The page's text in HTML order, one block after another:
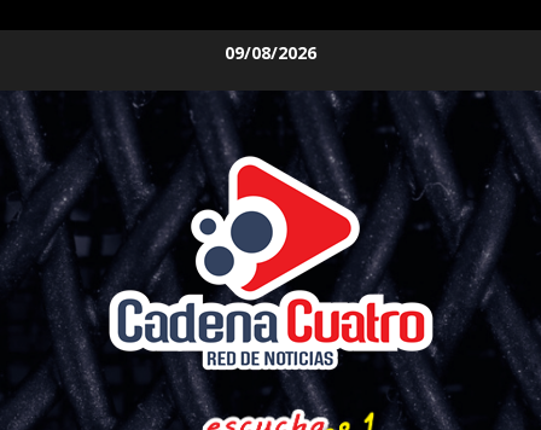
contenido
09/08/2026